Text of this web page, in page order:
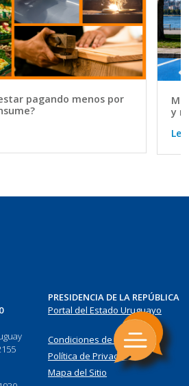
pagando menos por
y
PRESIDENCIA DE LA REPÚBLICA
Portal del Estado Uruguayo
Condiciones de Uso
Política de Privacidad
Mapa del Sitio